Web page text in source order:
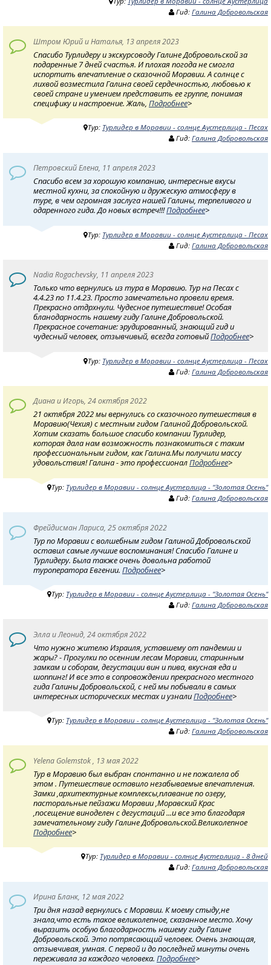
Гид: Галина Добровольская
Штром Юрий и Наталья, 13 апреля 2023
Спасибо Турлидеру и экскурсоводу Галине Добровольской за
подаренные 7 дней счастья. И плохая погода не смогла
испортить впечатление о сказочной Моравии. А солнце с
лихвой возместила Галина своей сердечностью, любовью к
своей стране и умением представить ее группе, понимая
специфику и настроение. Жаль, Подробнее>
Тур: Турлидер в Моравии - солнце Аустерлица - Песах
Гид: Галина Добровольская
Петровский Елена, 11 апреля 2023
Спасибо всем за хорошую компанию, интересные вкусы
местной кухни, за спокойную и дружескую атмосферу в
туре, в чем огромная заслуга нашей Галины, терпеливого и
одаренного гида. До новых встреч!!!Подробнее>
Тур: Турлидер в Моравии - солнце Аустерлица - Песах
Гид: Галина Добровольская
Nadia Rogachevsky, 11 апреля 2023
Только что вернулись из тура в Моравию. Тур на Песах с
4.4.23 по 11.4.23. Просто замечательно провели время.
Прекрасно отдрхнули. Чудесное путешествие! Особая
бланодарность нашему гиду Галине Добровольской.
Прекрасное сочетание: эрудированный, знающий гид и
чудесный человек, отзывчивый, всегда готовыйПодробнее>
Тур: Турлидер в Моравии - солнце Аустерлица - Песах
Гид: Галина Добровольская
Диана и Игорь, 24 октября 2022
21 октября 2022 мы вернулись со сказочного путешествия в
Моравию(Чехия) с местным гидом Галиной Добровольской.
Хотим сказать большое спасибо компании Турлидер,
которая дала нам возможность познакомиться с таким
профессиональным гидом, как Галина.Мы получили массу
удовольствия! Галина - это профессионалПодробнее>
Тур: Турлидер в Моравии - солнце Аустерлица - "Золотая Осень"
Гид: Галина Добровольская
Фрейдисман Лариса, 25 октября 2022
Тур по Моравии с волшебным гидом Галиной Добровольской
оставил самые лучшие воспоминания! Спасибо Галине и
Турлидеру. Была также очень довольна работой
туроператора Евгении. Подробнее>
Тур: Турлидер в Моравии - солнце Аустерлица - "Золотая Осень"
Гид: Галина Добровольская
Элла и Леонид, 24 октября 2022
Что нужно жителю Израиля, уставшему от пандемии и
жары? - Прогулки по осенним лесам Моравии, старинным
замкам и соборам, дегустации вин и пива, вкусная еда и
шоппинг! И все это в сопровождении прекрасного местного
гида Галины Добровольской, с ней мы побывали в самых
интересных исторических местах и узналиПодробнее>
Тур: Турлидер в Моравии - солнце Аустерлица - "Золотая Осень"
Гид: Галина Добровольская
Yelena Golemstok , 13 мая 2022
Тур в Моравию был выбран спонтанно и не пожалела об
этом . Путешествие оставило незабываемые впечатления.
Замки ,архитектурные комплексы,плавание по озеру,
пасторальные пейзажи Моравии ,Моравский Крас
,посещение виноделен с дегустаций ...и все это благодаря
замечательному гиду Галине Добровольской.Великолепное
Подробнее>
Тур: Турлидер в Моравии - солнце Аустерлица - 8 дней
Гид: Галина Добровольская
Ирина Бланк, 12 мая 2022
Три дня назад вернулись с Моравии. К моему стыду,не
знала,что есть такое великолепное, сказанное место. Хочу
выразить особую благодарность нашему гиду Галине
Добровольской. Это потрясающий человек. Очень знающая,
отзывчивая, умная. С первой и до последней минуты очень
переживала за каждого человека. Подробнее>